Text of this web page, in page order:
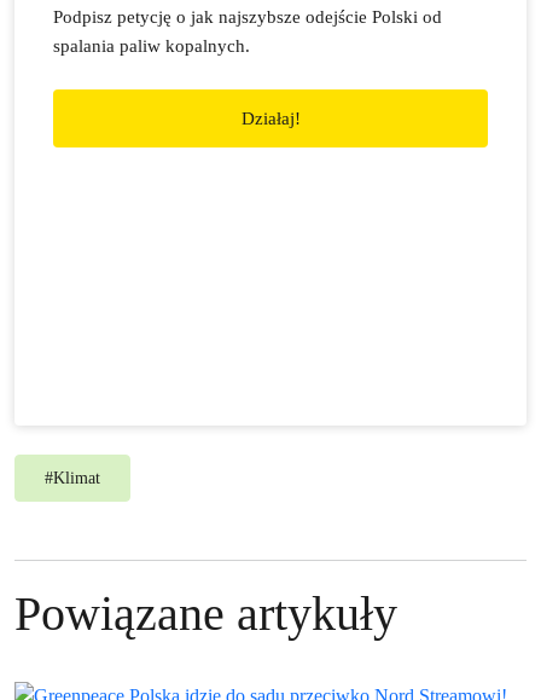
Podpisz petycję o jak najszybsze odejście Polski od
spalania paliw kopalnych.
Działaj!
#Klimat
Powiązane artykuły